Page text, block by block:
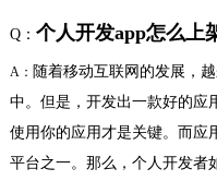
Q： 个人开发app怎么上
A： 随着移动互联网的发展，
中。但是，开发出一款好的应
使用你的应用才是关键。而应
平台之一。那么，个人开发者